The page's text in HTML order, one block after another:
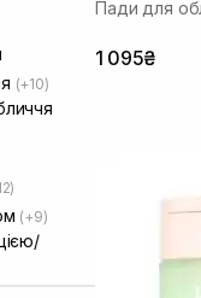
(+10)
(+9)
Пади для
1 095₴